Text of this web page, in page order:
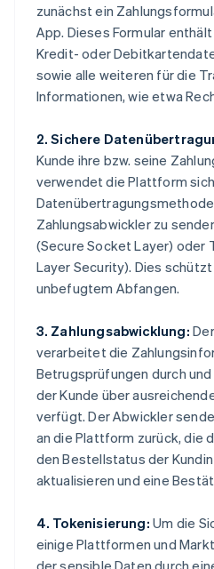
zunächst ein
App. Dieses Formular
Kredit- oder
sowie alle weiteren für die
Informationen, wie etwa
2. Sichere
Kunde ihre bzw. seine
verwendet die Plattform
Zahlungsabwickler zu
(Secure Socket Layer) oder
Layer Security). Dies
unbefugtem Abfangen.
3. Zahlungsabwicklung:
verarbeitet die
Betrugsprüfungen durch
der Kunde über
verfügt. Der Abwickler
an die Plattform zurück, die
den Bestellstatus der
aktualisieren und eine
4. Tokenisierung: Um die
einige Plattformen und
der sensible Daten durch